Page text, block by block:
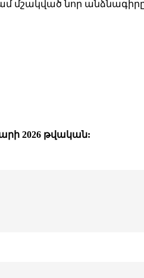
մշակված նոր
2026 թվական: